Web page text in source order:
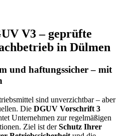
V3 – geprüfte
in Dülmen
und haftungssicher – mit
sind unverzichtbar – aber
Die DGUV Vorschrift 3
Unternehmen zur regelmäßigen
Ziel ist derSchutz Ihrer